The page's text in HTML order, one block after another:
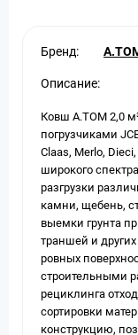
Бренд:
Описание:
Ковш A.TOM 2,0
погрузчиками
Claas, Merlo,
широкого
разгрузки
камни, щебень,
выемки грунта
траншей и
ровных
строительными
рециклинга
сортировки
конструкцию,